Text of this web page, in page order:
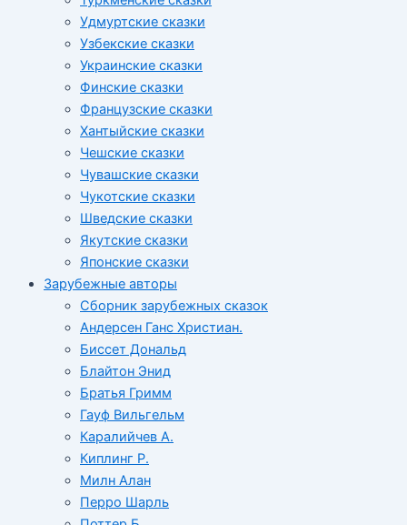
Удмуртские сказки
Узбекские сказки
Украинские сказки
Финские сказки
Французские сказки
Хантыйские сказки
Чешские сказки
Чувашские сказки
Чукотские сказки
Шведские сказки
Якутские сказки
Японские сказки
Зарубежные авторы
Сборник зарубежных сказок
Андерсен Ганс Христиан.
Биссет Дональд
Блайтон Энид
Братья Гримм
Гауф Вильгельм
Каралийчев А.
Киплинг Р.
Милн Алан
Перро Шарль